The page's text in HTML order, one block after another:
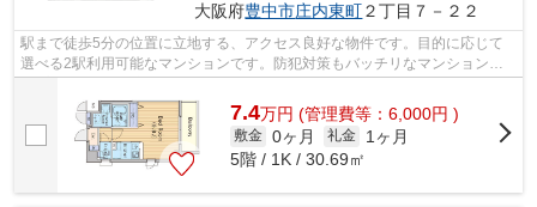
大阪府豊中市庄内東町２丁目７－２２
駅まで徒歩5分の位置に立地する、アクセス良好な物件です。目的に応じて
選べる2駅利用可能なマンションです。防犯対策もバッチリなマンションタ
7.4万円 (管理費等：6,000円 )
敷金 0ヶ月 礼金
1ヶ月
5階 / 1K / 30.69㎡